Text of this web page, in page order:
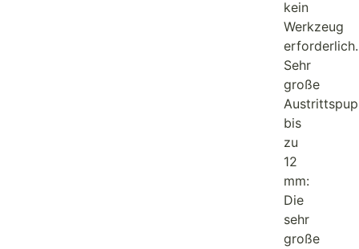
kein
Werkzeug
erforderlich.
Sehr
große
bis
zu
12
mm:
Die
sehr
große